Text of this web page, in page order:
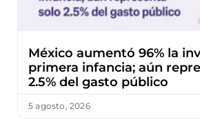
México aumentó 96% la
primera infancia; aún
2.5% del gasto público
5 agosto, 2026